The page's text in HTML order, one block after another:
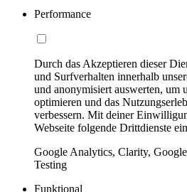
Performance
Durch das Akzeptieren dieser
und Surfverhalten innerhalb
und anonymisiert auswerten, um
optimieren und das
verbessern. Mit deiner
Webseite folgende Drittdienste
Google Analytics, Clarity,
Testing
Funktional